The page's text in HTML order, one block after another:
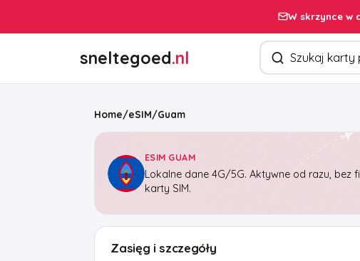
W skrzynce w
sneltegoed.nl Szukaj produktów
Home/eSIM/Guam
ESIM GUAM
Lokalne dane 4G/5G. Aktywne od razu, bez
karty SIM.
Zasięg i szczegóły